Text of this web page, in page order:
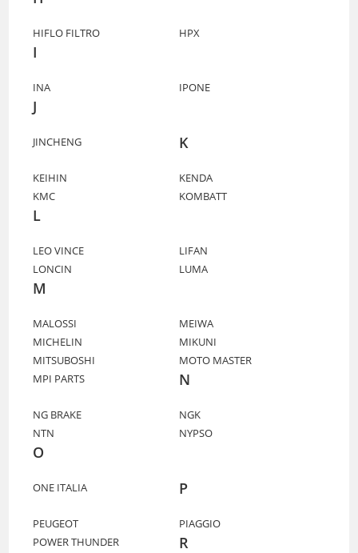
HIFLO FILTRO HPX
I
INA IPONE
J
JINCHENG K
KEIHIN
KENDA
KMC
KOMBATT
L
LEO VINCE
LIFAN
LONCIN
LUMA
M
MALOSSI
MEIWA
MICHELIN
MIKUNI
MITSUBOSHI
MOTO MASTER
MPI PARTS
N
NG BRAKE
NGK
NTN
NYPSO
O
ONE ITALIA P
PEUGEOT
PIAGGIO
POWER THUNDER
R